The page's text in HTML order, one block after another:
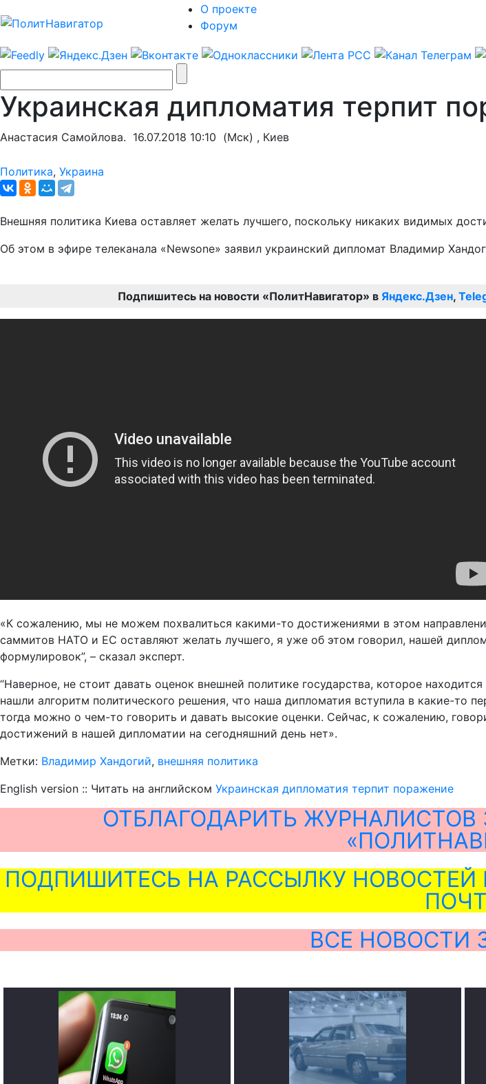
О проекте
Форум
Украинская дипломатия терпит
Анастасия Самойлова. 16.07.2018 10:10 (Мск) , Киев
Политика, Украина
Внешняя политика Киева оставляет желать лучшего, поскольку никаких видимых
Об этом в эфире телеканала «Newsone» заявил украинский дипломат Владимир
Подпишитесь на новости «ПолитНавигатор» в Яндекс.Дзен,
«К сожалению, мы не можем похвалиться какими-то достижениями в этом
саммитов НАТО и ЕС оставляют желать лучшего, я уже об этом говорил, нашей
формулировок”, – сказал эксперт.
“Наверное, не стоит давать оценок внешней политике государства, которое
нашли алгоритм политического решения, что наша дипломатия вступила в какие-то
тогда можно о чем-то говорить и давать высокие оценки. Сейчас, к сожалению,
достижений в нашей дипломатии на сегодняшний день нет».
Метки: Владимир Хандогий, внешняя политика
English version :: Читать на английском Украинская дипломатия терпит поражение
ОТБЛАГОДАРИТЬ
ПОДПИШИТЕСЬ НА РАССЫЛКУ
ВСЕ НОВОСТИ